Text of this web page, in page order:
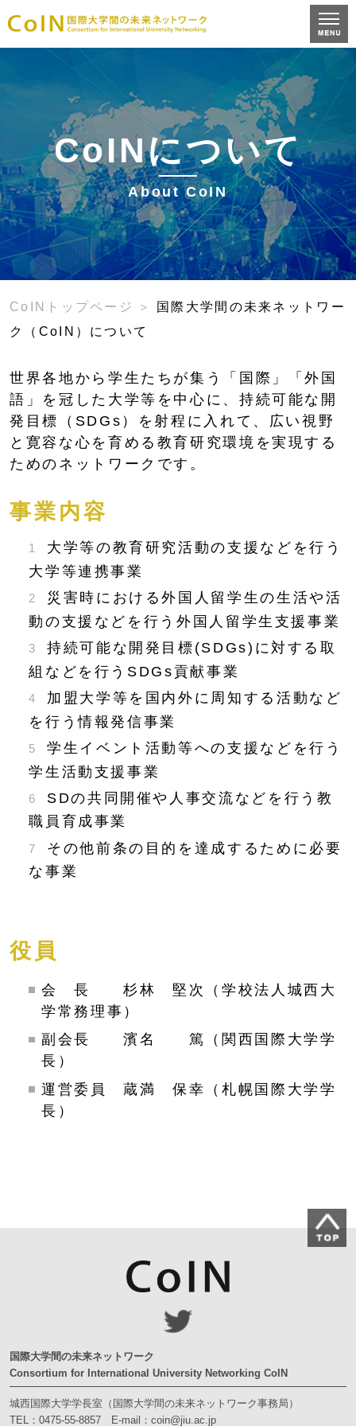
CoINについて
About CoIN
CoINトップページ
国際大学間の未来ネットワー
ク（CoIN）について
世界各地から学生たちが集う「国際」「外国
語」を冠した大学等を中心に、持続可能な開
発目標（SDGs）を射程に入れて、広い視野
と寛容な心を育める教育研究環境を実現する
ためのネットワークです。
事業内容
大学等の教育研究活動の支援などを行う
大学等連携事業
災害時における外国人留学生の生活や活
動の支援などを行う外国人留学生支援事業
持続可能な開発目標(SDGs)に対する取
組などを行うSDGs貢献事業
加盟大学等を国内外に周知する活動など
を行う情報発信事業
学生イベント活動等への支援などを行う
学生活動支援事業
SDの共同開催や人事交流などを行う教
職員育成事業
その他前条の目的を達成するために必要
な事業
役員
会 長 杉林 堅次（学校法人城西大
学常務理事）
副会長 濱名 篤（関西国際大学学
長）
運営委員 蔵満 保幸（札幌国際大学学
長）
国際大学間の未来ネットワーク
Consortium for International University Networking CoIN
城西国際大学学長室（国際大学間の未来ネットワーク事務局）
TEL：0475-55-8857 E-mail：coin@jiu.ac.jp